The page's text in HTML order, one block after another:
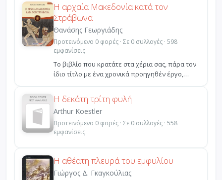
Η αρχαία Μακεδονία κατά τον
Στράβωνα
Θανάσης Γεωργιάδης
Προτεινόμενο 0 φορές · Σε 0 συλλογές · 598
εμφανίσεις
Το βιβλίο που κρατάτε στα χέρια σας, πάρα τον
ίδιο τίτλο με ένα χρονικά προηγηθέν έργο,
αποτελεί μια...
Η δεκάτη τρίτη φυλή
Arthur Koestler
Προτεινόμενο 0 φορές · Σε 0 συλλογές · 558
εμφανίσεις
Η αθέατη πλευρά του εμφυλίου
Γιώργος Δ. Γκαγκούλιας